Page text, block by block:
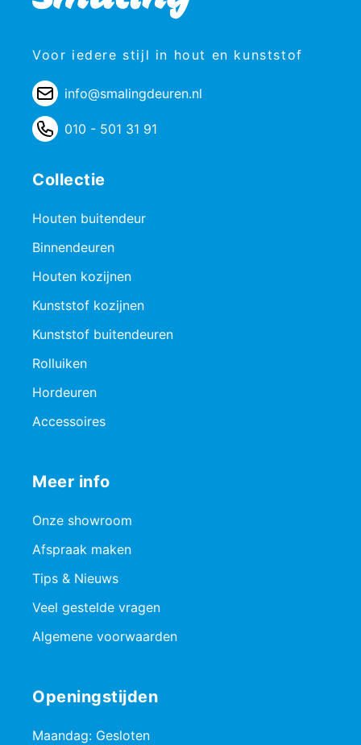
Voor iedere stijl in hout en kunststof
info@smalingdeuren.nl
010 - 501 31 91
Collectie
Houten buitendeur
Binnendeuren
Houten kozijnen
Kunststof kozijnen
Kunststof buitendeuren
Rolluiken
Hordeuren
Accessoires
Meer info
Onze showroom
Afspraak maken
Tips & Nieuws
Veel gestelde vragen
Algemene voorwaarden
Openingstijden
Maandag: Gesloten